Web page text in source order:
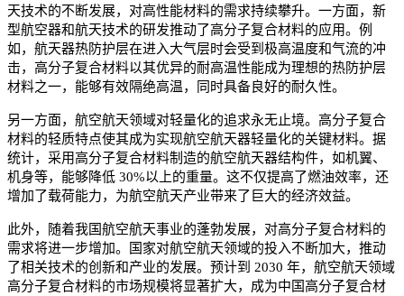
天技术的不断发展，对高性能材料的需求持续攀升。一方面，新
型航空器和航天技术的研发推动了高分子复合材料的应用。例
如，航天器热防护层在进入大气层时会受到极高温度和气流的冲
击，高分子复合材料以其优异的耐高温性能成为理想的热防护层
材料之一，能够有效隔绝高温，同时具备良好的耐久性。
另一方面，航空航天领域对轻量化的追求永无止境。高分子复合
材料的轻质特点使其成为实现航空航天器轻量化的关键材料。据
统计，采用高分子复合材料制造的航空航天器结构件，如机翼、
机身等，能够降低 30%以上的重量。这不仅提高了燃油效率，还
增加了载荷能力，为航空航天产业带来了巨大的经济效益。
此外，随着我国航空航天事业的蓬勃发展，对高分子复合材料的
需求将进一步增加。国家对航空航天领域的投入不断加大，推动
了相关技术的创新和产业的发展。预计到 2030 年，航空航天领域
高分子复合材料的市场规模将显著扩大，成为中国高分子复合材